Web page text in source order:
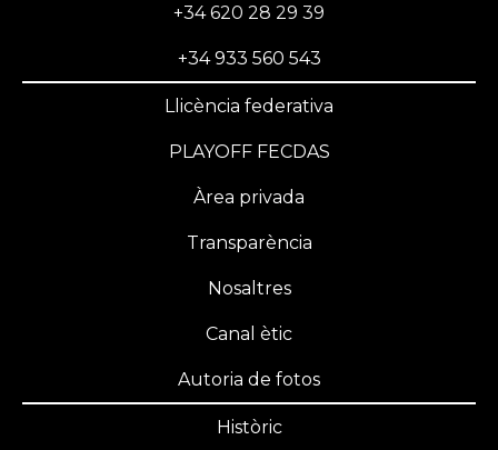
+34 620 28 29 39
+34 933 560 543
Llicència federativa
PLAYOFF FECDAS
Àrea privada
Transparència
Nosaltres
Canal ètic
Autoria de fotos
Històric